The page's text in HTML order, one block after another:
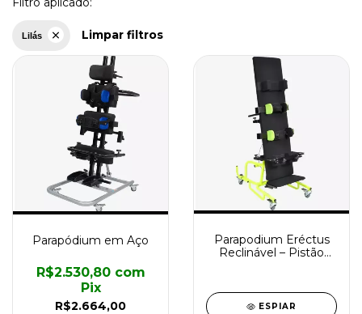
Lilás Limpar filtros
Parapódium em Aço
R$2.664,00
R$2.530,80 com
Pix
Parapodium Eréctus
Reclinável – Pistão
ESPIAR